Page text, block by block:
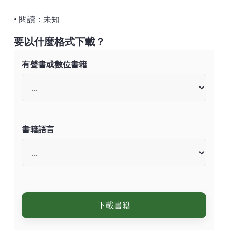
• 閱讀：未知
要以什麼格式下載？
有聲書或數位書籍
書籍語言
下載書籍